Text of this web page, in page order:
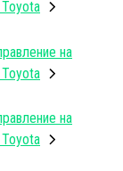
на
на